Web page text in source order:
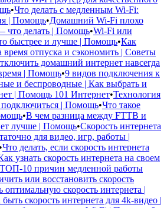
•Что делать с медленным Wi-Fi:
| Помощь•Домашний Wi-Fi плохо
что делать | Помощь•Wi-Fi или
быстрее и лучше | Помощь•Как
время отпуска и сэкономить | Советы
домашний интернет навсегда
| Помощь•9 видов подключения к
и беспроводные | Как выбрать и
| Помощь 101 Интернет•Технология
подключиться | Помощь•Что такое
•В чем разница между FTTB и
лучше | Помощь•Скорость интернета
для видео, игр, работы |
•Что делать, если скорость интернета
узнать скорость интернета на своем
ТОП-10 причин медленной работы
или восстановить скорость
оптимальную скорость интернета |
скорость интернета для 4k-видео |